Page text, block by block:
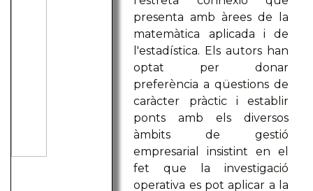
presenta amb àrees de la
matemàtica aplicada i de
l'estadística. Els autors han
optat per donar
preferència a qüestions de
caràcter pràctic i establir
ponts amb els diversos
àmbits de gestió
empresarial insistint en el
fet que la investigació
operativa es pot aplicar a la